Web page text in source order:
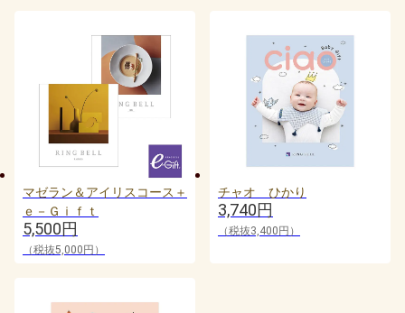
マゼラン＆アイリスコース＋
ｅ－Ｇｉｆｔ
5,500円
（税抜5,000円）
チャオ ひかり
3,740円
（税抜3,400円）